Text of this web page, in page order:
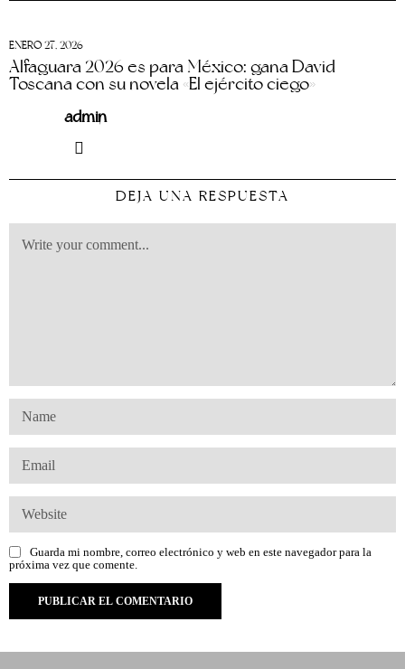
ENERO 27, 2026
Alfaguara 2026 es para México: gana David
Toscana con su novela «El ejército ciego»
admin
DEJA UNA RESPUESTA
Guarda mi nombre, correo electrónico y web en este navegador para la
próxima vez que comente.